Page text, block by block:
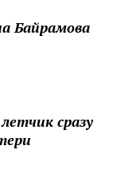
Байрамова
сразу